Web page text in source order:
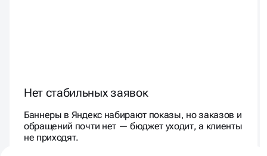
Нет стабильных заявок
Баннеры в Яндекс набирают показы, но заказов и
обращений почти нет — бюджет уходит, а клиенты
не приходят.